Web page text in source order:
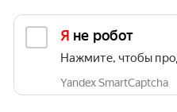
Я не робот
Нажмите, чтобы
Yandex SmartCaptcha